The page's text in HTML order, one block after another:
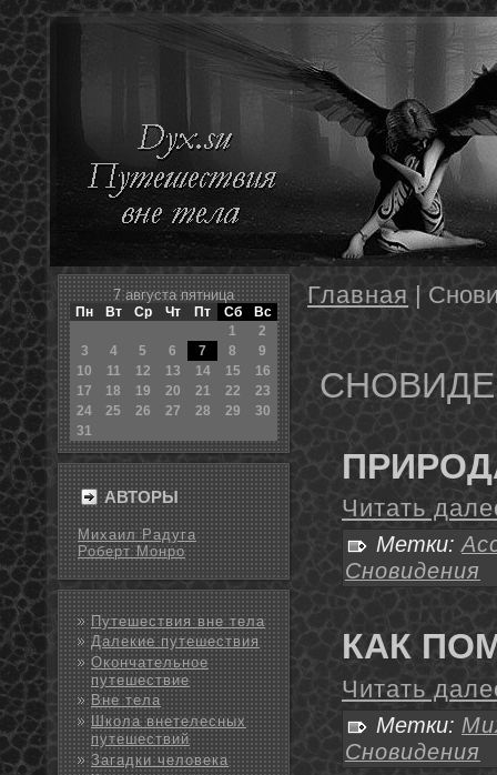
7 августа пятница
Пн Вт Ср Чт Пт Сб
Вс
1
2
3
4 5 6 7 8
9
10
11 12 13 14 15
16
17
18 19 20 21 22
23
24
25 26 27 28 29
30
31
АВТОРЫ
Михаил Радуга
Роберт Монро
Путешествия вне тела
Далекие путешествия
Окончательное
путешествие
Вне тела
Школа внетелесных
путешествий
Загадки человека
Главная |
Читать
Метки:
Сновидения
КАК
Читать
Метки:
Сновидения